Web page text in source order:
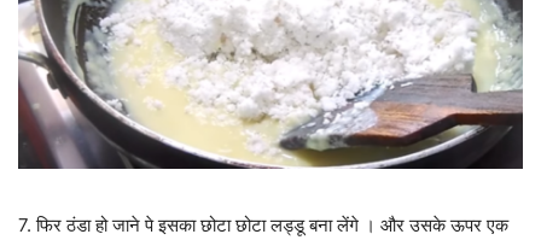
7. फिर ठंडा हो जाने पे इसका छोटा छोटा लड्डू बना लेंगे । और उसके ऊपर एक